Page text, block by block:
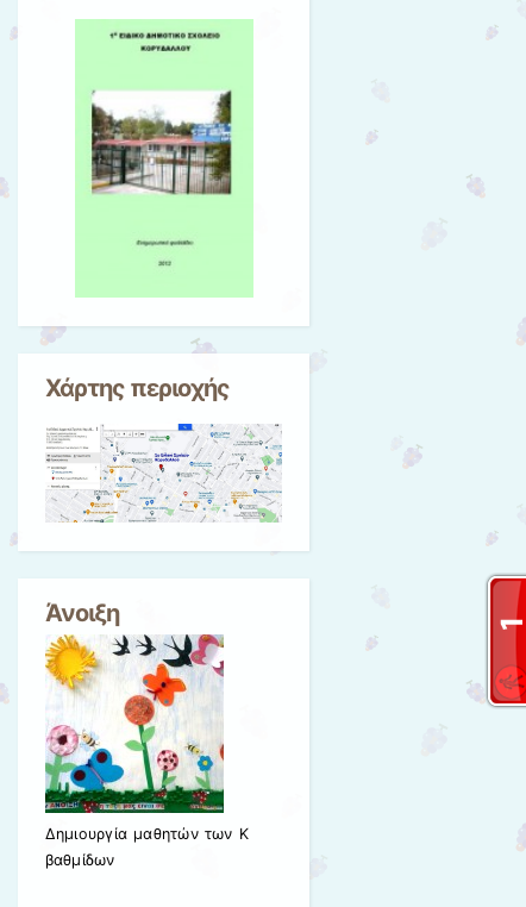
Χάρτης περιοχής
Άνοιξη
Δημιουργία μαθητών των Κ
βαθμίδων